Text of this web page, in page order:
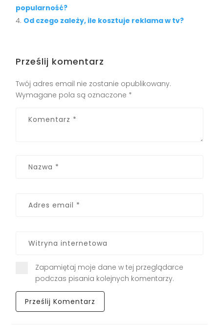
popularność?
Od czego zależy, ile kosztuje reklama w tv?
Prześlij komentarz
Twój adres email nie zostanie opublikowany.
Wymagane pola są oznaczone *
Zapamiętaj moje dane w tej przeglądarce
podczas pisania kolejnych komentarzy.